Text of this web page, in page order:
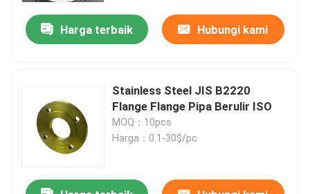
Harga terbaik Hubungi kami
Stainless Steel JIS B2220
Flange Flange Pipa Berulir ISO
MOQ：10pcs
Harga：0.1-30$/pc